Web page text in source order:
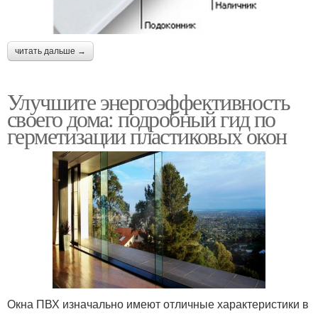
читать дальше →
Улучшите энергоэффективность
своего дома: подробный гид по
герметизации пластиковых окон
Окна ПВХ изначально имеют отличные характеристики в